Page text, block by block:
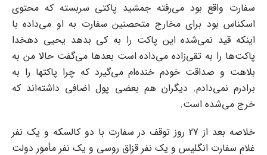
سفارت واقع بود می‌رفته جمشید پاکتی سربسته که محتوی
اسکناس بود برای ‌مخارج متحصنین سفارت به او می‌داده با
اینکه قید نمی‌شده این پاکت را به کی بدهد یحیی دهخدا
‌پاکت‌ها را به تقی‌زاده می‌داده است بعدها می‌گفت حالا من به
بلاهت و صداقت خودم خنده‌ام می‌گیرد که ‌چرا پاکتها را به
برادرم نمی‌دادم. دیگران هم بعضی پول اضافی داشته‌اند که
خرج می‌شده است.‌
خلاصه بعد از 27 روز توقف در سفارت با دو کالسکه و یک نفر
غلام سفارت انگلیس و یک نفر قزاق ‌روسی و یک نفر مأمور دولت